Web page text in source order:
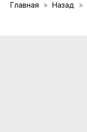
Главная Назад